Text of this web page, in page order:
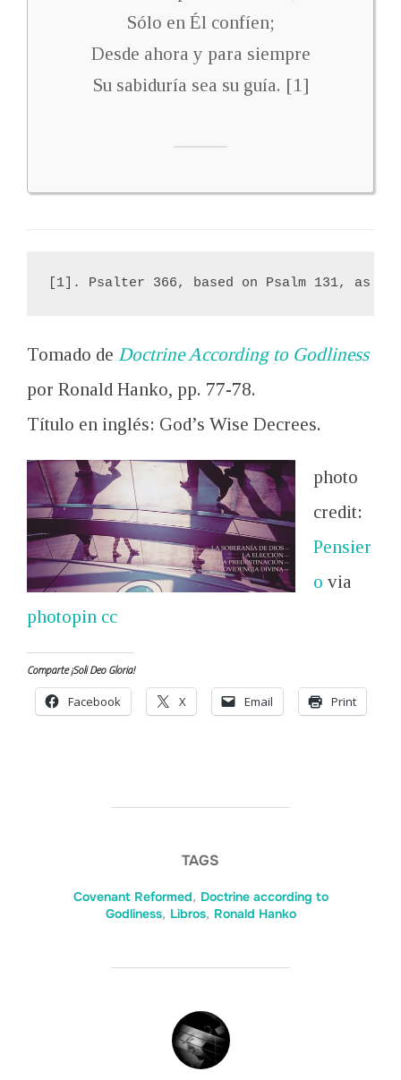
Sólo en Él confíen;
Desde ahora y para siempre
Su sabiduría sea su guía. [1]
[1]. Psalter 366, based on Psalm 131, as
Tomado de Doctrine According to Godliness
por Ronald Hanko, pp. 77-78.
Título en inglés: God’s Wise Decrees.
photo
credit:
Pensier
o via
photopin cc
Comparte ¡Soli Deo Gloria!
Facebook X Email Print
TAGS
Covenant Reformed, Doctrine according to
Godliness, Libros, Ronald Hanko
POST AUTHOR